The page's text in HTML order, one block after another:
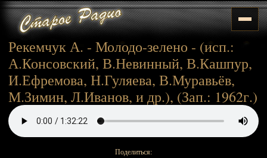
Рекемчук А. - Молодо-зелено - (исп.:
А.Консовский, В.Невинный, В.Кашпур,
И.Ефремова, Н.Гуляева, В.Муравьёв,
М.Зимин, Л.Иванов, и др.), (Зап.: 1962г.)
Поделиться: